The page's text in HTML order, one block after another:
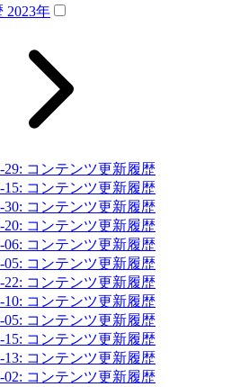
2023年
29: コンテンツ更新履歴
15: コンテンツ更新履歴
30: コンテンツ更新履歴
20: コンテンツ更新履歴
06: コンテンツ更新履歴
05: コンテンツ更新履歴
22: コンテンツ更新履歴
10: コンテンツ更新履歴
05: コンテンツ更新履歴
15: コンテンツ更新履歴
13: コンテンツ更新履歴
02: コンテンツ更新履歴